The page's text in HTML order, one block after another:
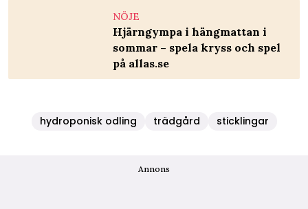
NÖJE
Hjärngympa i hängmattan i
sommar – spela kryss och spel
på allas.se
hydroponisk odling trädgård sticklingar
Annons